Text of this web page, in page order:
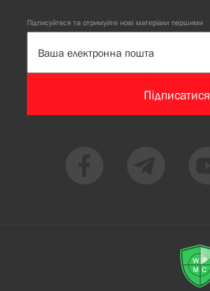
Підписуйтеся та отримуйте нові матеріали першими
Підписатися